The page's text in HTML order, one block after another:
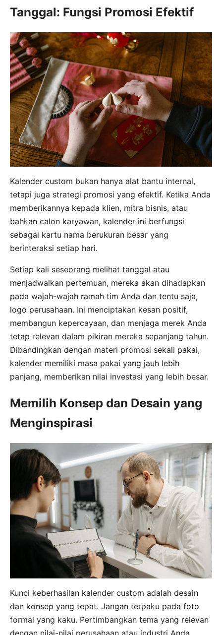
Tanggal: Fungsi Promosi Efektif
Kalender custom bukan hanya alat bantu internal,
tetapi juga strategi promosi yang efektif. Ketika Anda
memberikannya kepada klien, mitra bisnis, atau
bahkan calon karyawan, kalender ini berfungsi
sebagai kartu nama berukuran besar yang
berinteraksi setiap hari.
Setiap kali seseorang melihat tanggal atau
menjadwalkan pertemuan, mereka akan dihadapkan
pada wajah-wajah ramah tim Anda dan tentu saja,
logo perusahaan. Ini menciptakan kesan positif,
membangun kepercayaan, dan menjaga merek Anda
tetap relevan dalam pikiran mereka sepanjang tahun.
Dibandingkan dengan materi promosi sekali pakai,
kalender memiliki masa pakai yang jauh lebih
panjang, memberikan nilai investasi yang lebih besar.
Memilih Konsep dan Desain yang
Menginspirasi
Kunci keberhasilan kalender custom adalah desain
dan konsep yang tepat. Jangan terpaku pada foto
formal yang kaku. Pertimbangkan tema yang relevan
dengan nilai-nilai perusahaan atau industri Anda.